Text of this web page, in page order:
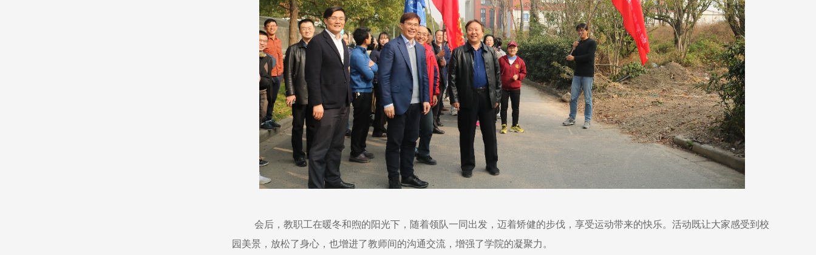
会后，教职工在暖冬和煦的阳光下，随着领队一同出发，迈着矫健的步伐，享受运动带来的快乐。活动既让大家感受到校
园美景，放松了身心，也增进了教师间的沟通交流，增强了学院的凝聚力。